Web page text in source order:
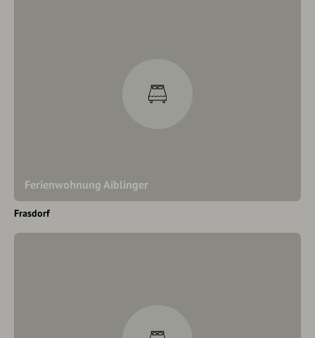
Ferienwohnung Aiblinger
Frasdorf